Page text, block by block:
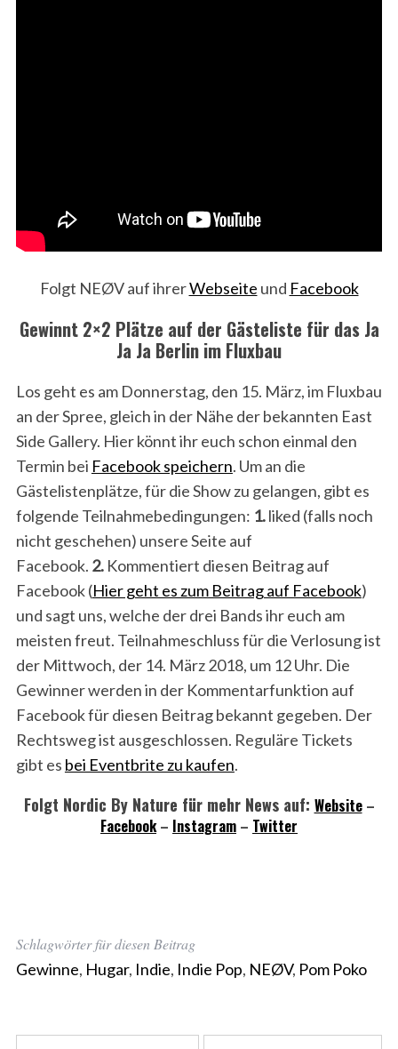
Folgt NEØV auf ihrerWebseite und Facebook
Gewinnt 2×2 Plätze auf der Gästeliste für das Ja
Ja Ja Berlin im Fluxbau
Los geht es am Donnerstag, den 15. März, im Fluxbau
an der Spree, gleich in der Nähe der bekannten East
Side Gallery. Hier könnt ihr euch schon einmal den
Termin bei Facebook speichern. Um an die
Gästelistenplätze, für die Show zu gelangen, gibt es
folgende Teilnahmebedingungen: 1.liked (falls noch
nicht geschehen) unsere Seite auf
Facebook. 2.Kommentiert diesen Beitrag auf
Facebook (Hier geht es zum Beitrag auf Facebook)
und sagt uns, welche der drei Bands ihr euch am
meisten freut. Teilnahmeschluss für die Verlosung ist
der Mittwoch, der 14. März 2018, um 12 Uhr. Die
Gewinner werden in der Kommentarfunktion auf
Facebook für diesen Beitrag bekannt gegeben. Der
Rechtsweg ist ausgeschlossen. Reguläre Tickets
gibt es bei Eventbrite zu kaufen.
Folgt Nordic By Nature für mehr News auf: Website–
Facebook– Instagram – Twitter
Schlagwörter für diesen Beitrag
Gewinne, Hugar, Indie, Indie Pop, NEØV, Pom Poko